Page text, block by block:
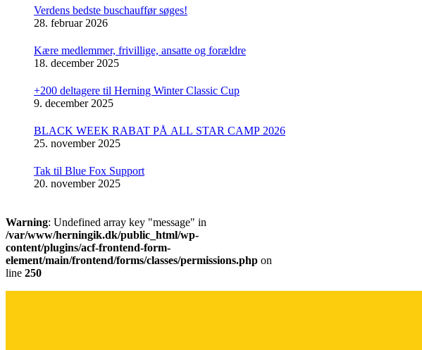
Verdens bedste buschauffør søges!
28. februar 2026
Kære medlemmer, frivillige, ansatte og forældre
18. december 2025
+200 deltagere til Herning Winter Classic Cup
9. december 2025
BLACK WEEK RABAT PÅ ALL STAR CAMP 2026
25. november 2025
Tak til Blue Fox Support
20. november 2025
Warning: Undefined array key "message" in
/var/www/herningik.dk/public_html/wp-
content/plugins/acf-frontend-form-
element/main/frontend/forms/classes/permissions.php on
line 250